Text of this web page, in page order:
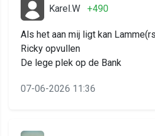
Karel.W +490
Als het aan mij ligt kan
Ricky opvullen
De lege plek op de Bank
07-06-2026 11:36